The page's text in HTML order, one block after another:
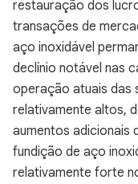
restauração dos
transações de
aço inoxidável
declínio notável nas
operação atuais das
relativamente altos,
aumentos adicionais
fundição de aço
relativamente forte